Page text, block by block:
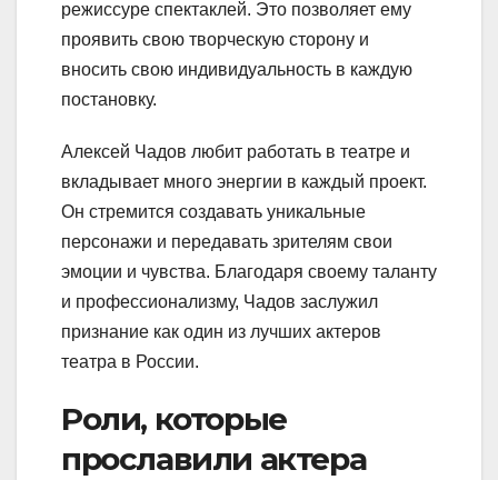
режиссуре спектаклей. Это позволяет ему
проявить свою творческую сторону и
вносить свою индивидуальность в каждую
постановку.
Алексей Чадов любит работать в театре и
вкладывает много энергии в каждый проект.
Он стремится создавать уникальные
персонажи и передавать зрителям свои
эмоции и чувства. Благодаря своему таланту
и профессионализму, Чадов заслужил
признание как один из лучших актеров
театра в России.
Роли, которые
прославили актера